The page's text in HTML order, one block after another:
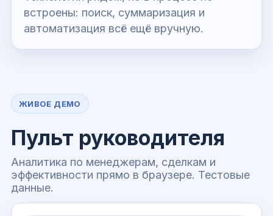
встроены: поиск, суммаризация и
автоматизация всё ещё вручную.
ЖИВОЕ ДЕМО
Пульт руководителя
Аналитика по менеджерам, сделкам и
эффективности прямо в браузере. Тестовые
данные.